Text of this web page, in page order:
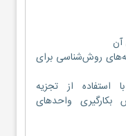
روش‌شناسی برای
استفاده از تجزیه
بکارگیری واحدهای